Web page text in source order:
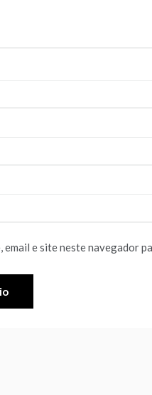
email e site neste navegador